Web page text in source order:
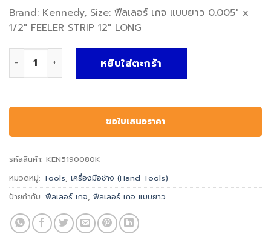
Brand: Kennedy, Size: ฟีลเลอร์ เกจ แบบยาว 0.005″ x
1/2″ FEELER STRIP 12″ LONG
หยิบใส่ตะกร้า
ขอใบเสนอราคา
รหัสสินค้า: KEN5190080K
หมวดหมู่: Tools เครื่องมือช่าง (Hand Tools)
ป้ายกำกับ: ฟีลเลอร์ เกจ ฟีลเลอร์ เกจ แบบยาว